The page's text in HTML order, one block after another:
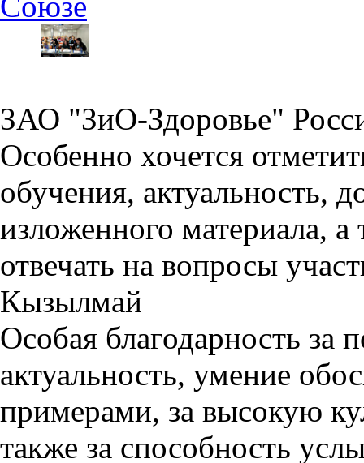
ЗАО "ЗиО-Здоровье"
Особенно хочется
обучения, актуальность,
изложенного материала, а
отвечать на вопросы
Кызылмай
Особая благодарность за
актуальность, умение
примерами, за высокую
также за способность